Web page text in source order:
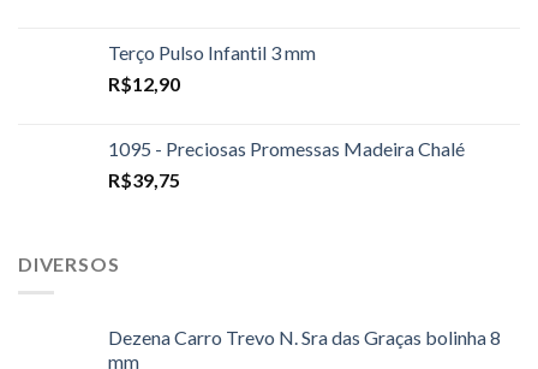
Terço Pulso Infantil 3 mm
R$12,90
1095 - Preciosas Promessas Madeira Chalé
R$39,75
DIVERSOS
Dezena Carro Trevo N. Sra das Graças bolinha 8
mm